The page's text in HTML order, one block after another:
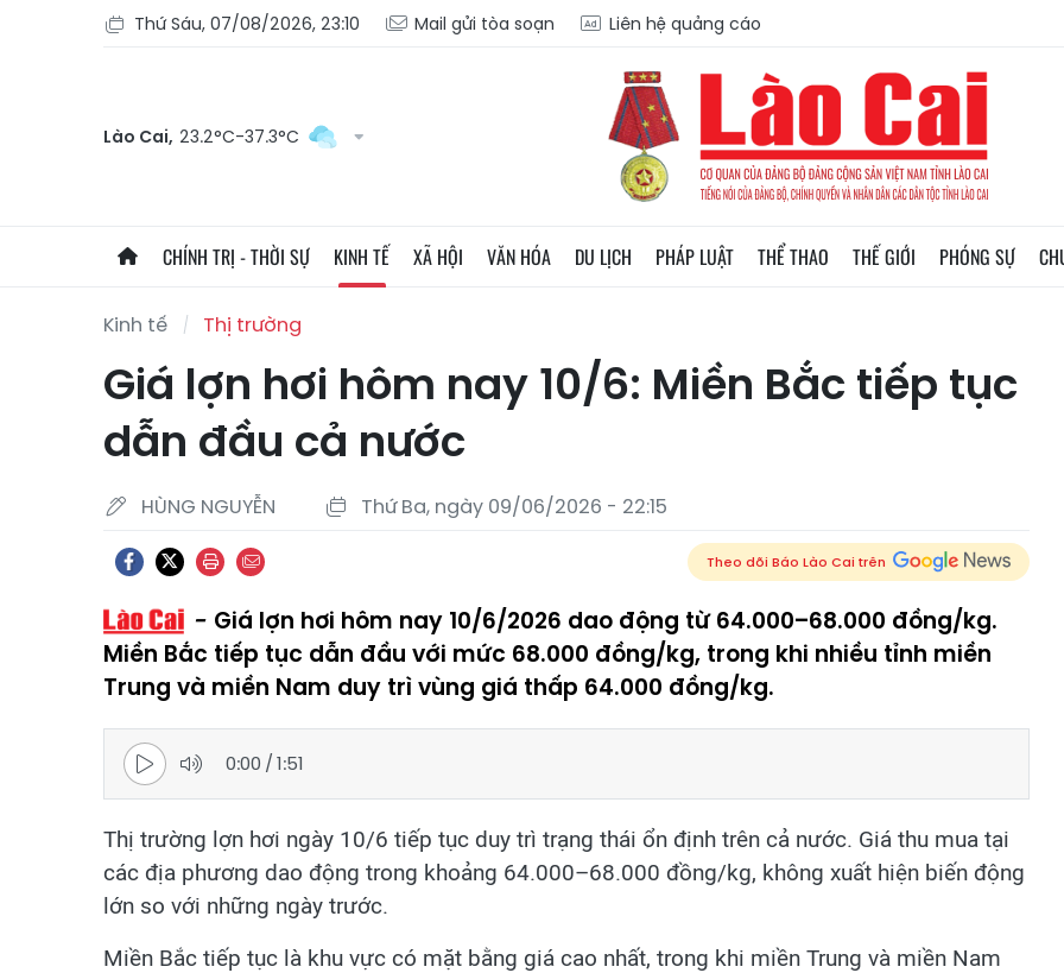
Thứ Sáu, 07/08/2026, 23:10 Mail gửi tòa soạn Liên hệ quảng cáo
Lào Cai, 23.2°C-37.3°C
CHÍNH TRỊ - THỜI SỰ KINH TẾ XÃ HỘI VĂN HÓA DU LỊCH PHÁP LUẬT THỂ THAO THẾ GIỚI PHÓNG SỰ
Kinh tế Thị trường
Giá lợn hơi hôm nay 10/6: Miền Bắc tiếp tục
dẫn đầu cả nước
HÙNG NGUYỄN Thứ Ba, ngày 09/06/2026 - 22:15
Theo dõi Báo Lào Cai trên
Giá lợn hơi hôm nay 10/6/2026 dao động từ 64.000–68.000 đồng/kg.
Miền Bắc tiếp tục dẫn đầu với mức 68.000 đồng/kg, trong khi nhiều tỉnh miền
Trung và miền Nam duy trì vùng giá thấp 64.000 đồng/kg.
0:00 /1:51
Thị trường lợn hơi ngày 10/6 tiếp tục duy trì trạng thái ổn định trên cả nước. Giá thu mua tại
các địa phương dao động trong khoảng 64.000–68.000 đồng/kg, không xuất hiện biến động
lớn so với những ngày trước.
Miền Bắc tiếp tục là khu vực có mặt bằng giá cao nhất, trong khi miền Trung và miền Nam